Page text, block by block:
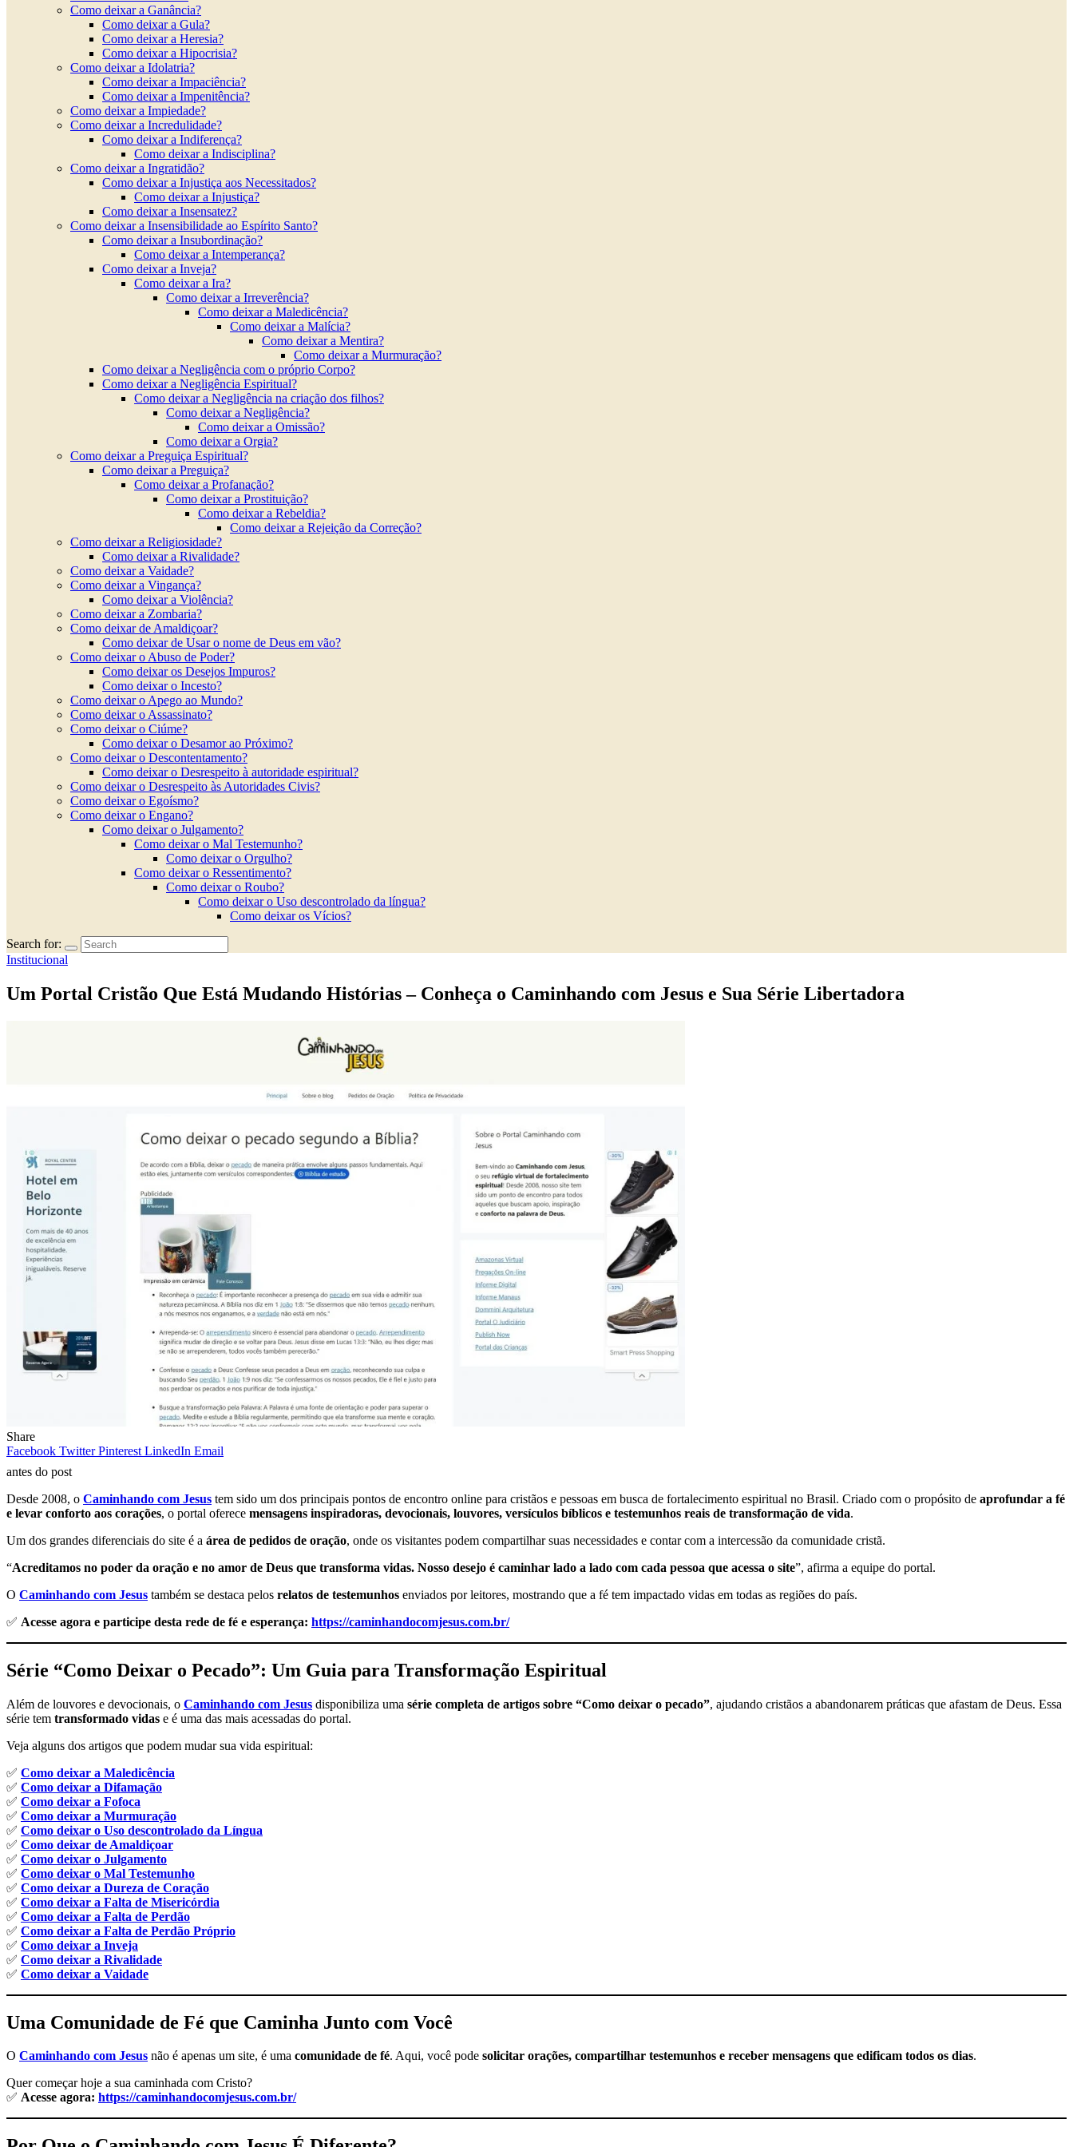
Como deixar a Ganância?
Como deixar a Gula?
Como deixar a Heresia?
Como deixar a Hipocrisia?
Como deixar a Idolatria?
Como deixar a Impaciência?
Como deixar a Impenitência?
Como deixar a Impiedade?
Como deixar a Incredulidade?
Como deixar a Indiferença?
Como deixar a Indisciplina?
Como deixar a Ingratidão?
Como deixar a Injustiça aos Necessitados?
Como deixar a Injustiça?
Como deixar a Insensatez?
Como deixar a Insensibilidade ao Espírito Santo?
Como deixar a Insubordinação?
Como deixar a Intemperança?
Como deixar a Inveja?
Como deixar a Ira?
Como deixar a Irreverência?
Como deixar a Maledicência?
Como deixar a Malícia?
Como deixar a Mentira?
Como deixar a Murmuração?
Como deixar a Negligência com o próprio Corpo?
Como deixar a Negligência Espiritual?
Como deixar a Negligência na criação dos filhos?
Como deixar a Negligência?
Como deixar a Omissão?
Como deixar a Orgia?
Como deixar a Preguiça Espiritual?
Como deixar a Preguiça?
Como deixar a Profanação?
Como deixar a Prostituição?
Como deixar a Rebeldia?
Como deixar a Rejeição da Correção?
Como deixar a Religiosidade?
Como deixar a Rivalidade?
Como deixar a Vaidade?
Como deixar a Vingança?
Como deixar a Violência?
Como deixar a Zombaria?
Como deixar de Amaldiçoar?
Como deixar de Usar o nome de Deus em vão?
Como deixar o Abuso de Poder?
Como deixar os Desejos Impuros?
Como deixar o Incesto?
Como deixar o Apego ao Mundo?
Como deixar o Assassinato?
Como deixar o Ciúme?
Como deixar o Desamor ao Próximo?
Como deixar o Descontentamento?
Como deixar o Desrespeito à autoridade espiritual?
Como deixar o Desrespeito às Autoridades Civis?
Como deixar o Egoísmo?
Como deixar o Engano?
Como deixar o Julgamento?
Como deixar o Mal Testemunho?
Como deixar o Orgulho?
Como deixar o Ressentimento?
Como deixar o Roubo?
Como deixar o Uso descontrolado da língua?
Como deixar os Vícios?
Search for:
Institucional
Um Portal Cristão Que Está Mudando Histórias – Conheça o Caminhando com Jesus e Sua Série Libertadora
Share
Facebook Twitter Pinterest LinkedIn Email
antes do post
Desde 2008, o Caminhando com Jesus tem sido um dos principais pontos de encontro online para cristãos e pessoas em busca de fortalecimento espiritual no Brasil. Criado com o propósito de aprofundar a fé
e levar conforto aos corações, o portal oferece mensagens inspiradoras, devocionais, louvores, versículos bíblicos e testemunhos reais de transformação de vida.
Um dos grandes diferenciais do site é a área de pedidos de oração, onde os visitantes podem compartilhar suas necessidades e contar com a intercessão da comunidade cristã.
“Acreditamos no poder da oração e no amor de Deus que transforma vidas. Nosso desejo é caminhar lado a lado com cada pessoa que acessa o site”, afirma a equipe do portal.
O Caminhando com Jesus também se destaca pelos relatos de testemunhos enviados por leitores, mostrando que a fé tem impactado vidas em todas as regiões do país.
✅ Acesse agora e participe desta rede de fé e esperança: https://caminhandocomjesus.com.br/
Série “Como Deixar o Pecado”: Um Guia para Transformação Espiritual
Além de louvores e devocionais, o Caminhando com Jesus disponibiliza uma série completa de artigos sobre “Como deixar o pecado”, ajudando cristãos a abandonarem práticas que afastam de Deus. Essa
série tem transformado vidas e é uma das mais acessadas do portal.
Veja alguns dos artigos que podem mudar sua vida espiritual:
✅ Como deixar a Maledicência
✅ Como deixar a Difamação
✅ Como deixar a Fofoca
✅ Como deixar a Murmuração
✅ Como deixar o Uso descontrolado da Língua
✅ Como deixar de Amaldiçoar
✅ Como deixar o Julgamento
✅ Como deixar o Mal Testemunho
✅ Como deixar a Dureza de Coração
✅ Como deixar a Falta de Misericórdia
✅ Como deixar a Falta de Perdão
✅ Como deixar a Falta de Perdão Próprio
✅ Como deixar a Inveja
✅ Como deixar a Rivalidade
✅ Como deixar a Vaidade
Uma Comunidade de Fé que Caminha Junto com Você
O Caminhando com Jesus não é apenas um site, é uma comunidade de fé. Aqui, você pode solicitar orações, compartilhar testemunhos e receber mensagens que edificam todos os dias.
Quer começar hoje a sua caminhada com Cristo?
✅ Acesse agora: https://caminhandocomjesus.com.br/